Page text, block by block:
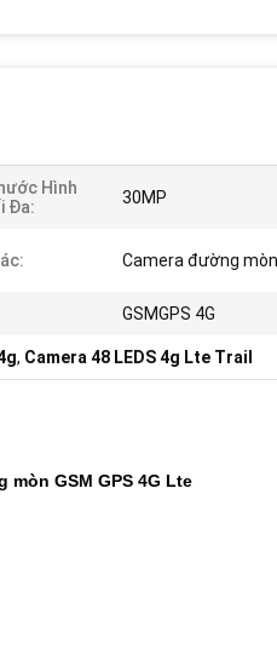
Hình
Đa:
30MP
Camera đường mòn
GSMGPS 4G
, Camera 48 LEDS 4g Lte Trail
GSM GPS 4G Lte